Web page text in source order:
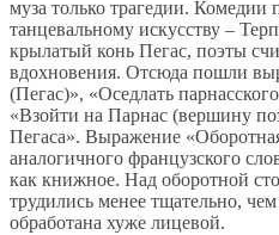
муза только трагедии. Комедии
танцевальному искусству –
крылатый конь Пегас, поэты
вдохновения. Отсюда пошли
(Пегас)», «Оседлать
«Взойти на Парнас (вершину
Пегаса». Выражение
аналогичного французского
как книжное. Над оборотной
трудились менее тщательно,
обработана хуже лицевой.